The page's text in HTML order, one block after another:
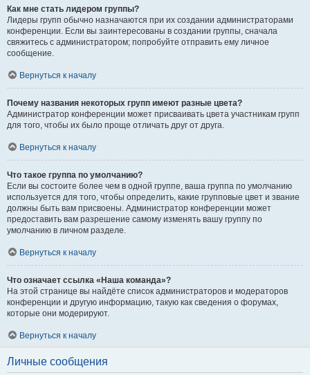
Как мне стать лидером группы?
Лидеры групп обычно назначаются при их создании администраторами
конференции. Если вы заинтересованы в создании группы, сначала
свяжитесь с администратором; попробуйте отправить ему личное
сообщение.
Вернуться к началу
Почему названия некоторых групп имеют разные цвета?
Администратор конференции может присваивать цвета участникам групп
для того, чтобы их было проще отличать друг от друга.
Вернуться к началу
Что такое группа по умолчанию?
Если вы состоите более чем в одной группе, ваша группа по умолчанию
используется для того, чтобы определить, какие групповые цвет и звание
должны быть вам присвоены. Администратор конференции может
предоставить вам разрешение самому изменять вашу группу по
умолчанию в личном разделе.
Вернуться к началу
Что означает ссылка «Наша команда»?
На этой странице вы найдёте список администраторов и модераторов
конференции и другую информацию, такую как сведения о форумах,
которые они модерируют.
Вернуться к началу
Личные сообщения